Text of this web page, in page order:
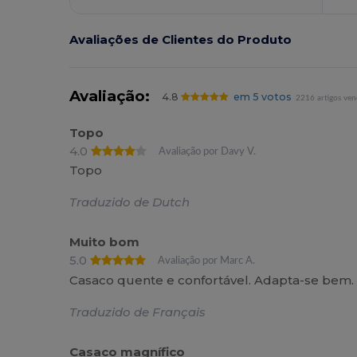
Avaliações de Clientes do Produto
Avaliação: 4.8 em 5 votos 2216 artigos
Topo
4.0
Avaliação por Davy V.
Topo
Traduzido de Dutch
Muito bom
5.0
Avaliação por Marc A.
Casaco quente e confortável. Adapta-se bem.
Traduzido de Français
Casaco magnífico